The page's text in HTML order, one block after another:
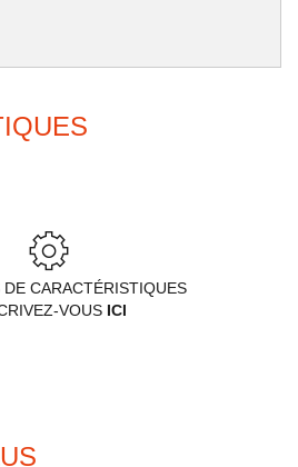
DE CARACTÉRISTIQUES
VOUS ICI